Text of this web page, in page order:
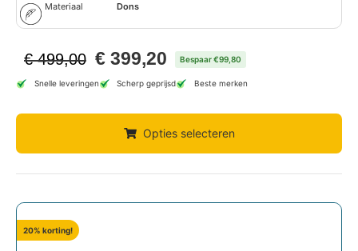
Materiaal Dons
€499,00 € 399,20 Bespaar €99,80
Snelle leveringen Scherp geprijsd Beste merken
Opties selecteren
20% korting!